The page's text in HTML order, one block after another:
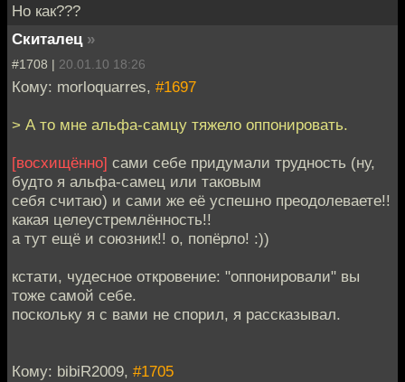
Но как???
Скиталец »
#1708 | 20.01.10 18:26
Кому: morloquarres, #1697
> А то мне альфа-самцу тяжело оппонировать.
[восхищённо] сами себе придумали трудность (ну,
будто я альфа-самец или таковым
себя считаю) и сами же её успешно преодолеваете!!
какая целеустремлённость!!
а тут ещё и союзник!! о, попёрло! :))
кстати, чудесное откровение: "оппонировали" вы
тоже самой себе.
поскольку я с вами не спорил, я рассказывал.
Кому: bibiR2009, #1705